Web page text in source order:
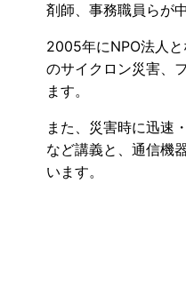
剤師、事務職員らが
2005年にNPO法人
のサイクロン災害、
ます。
また、災害時に迅速
など講義と、通信機
います。